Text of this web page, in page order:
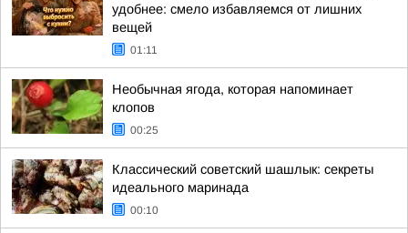
удобнее: смело избавляемся от лишних
вещей
01:11
Необычная ягода, которая напоминает
клопов
00:25
Классический советский шашлык: секреты
идеального маринада
00:10